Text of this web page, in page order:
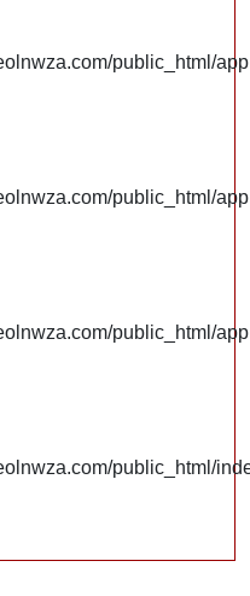
public_html/
public_html/
public_html/
public_html/